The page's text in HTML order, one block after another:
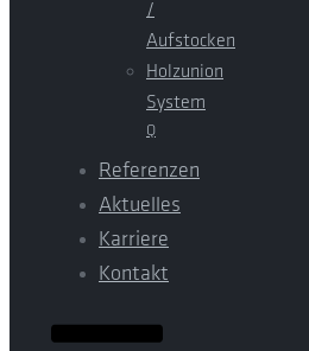
/
Aufstocken
Holzunion
System
Q
Referenzen
Aktuelles
Karriere
Kontakt